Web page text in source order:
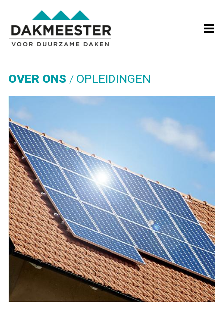

OVER ONS OPLEIDINGEN